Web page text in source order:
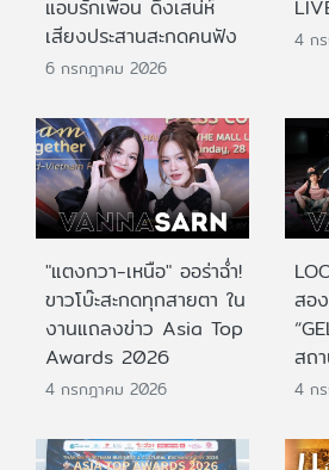
แอบรักเพื่อน ดึงเสน่ห์
เสียงประสานสะกดคนฟัง
6 กรกฎาคม 2026
4 ก
"แตงกวา-เหนือ" ออร่าฉ่ำ!
ขาวโบ๊ะสะกดทุกสายตา ใน
งานแถลงข่าว Asia Top
Awards 2026
4 กรกฎาคม 2026
สอ
สถ
4 ก